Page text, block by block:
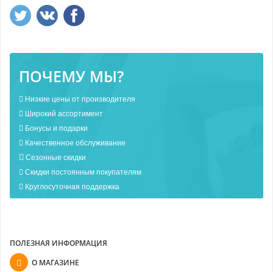
ПОЧЕМУ МЫ?
Низкие цены от производителя
Широкий ассортимент
Бонусы и подарки
Качественное обслуживание
Сезонные скидки
Скидки постоянным покупателям
Круглосуточная поддержка
ПОЛЕЗНАЯ ИНФОРМАЦИЯ
О МАГАЗИНЕ